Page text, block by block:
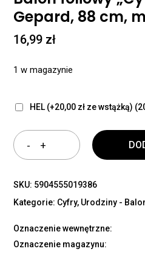
Gepard, 88 cm,
16,99 zł
1 w magazynie
HEL (+20,00 zł ze wstążką)
SKU: 5904555019386
Kategorie: Cyfry, Urodziny -
Oznaczenie wewnętrzne:
Oznaczenie magazynu: